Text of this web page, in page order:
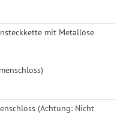
mit Metallöse
(Achtung: Nicht